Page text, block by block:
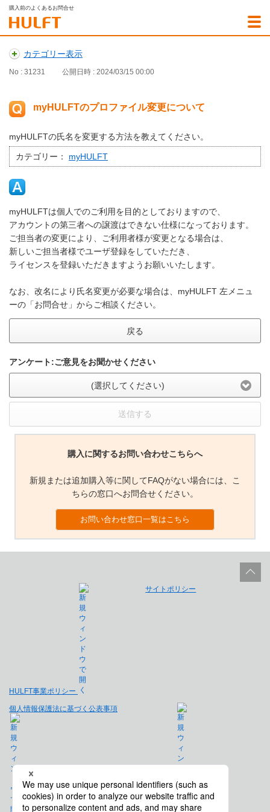
購入前のよくあるお問合せ
カテゴリー表示
No : 31231 公開日時 : 2024/03/15 00:00
myHULFTのプロファイル変更について
myHULFTの氏名を変更する方法を教えてください。
カテゴリー： myHULFT
myHULFTは個人でのご利用を目的としておりますので、
アカウントの第三者への譲渡はできない仕様になっております。
ご担当者の変更により、ご利用者様が変更となる場合は、
新しいご担当者様でユーザ登録をしていただき、
ライセンスを登録いただきますようお願いいたします。
なお、改名により氏名変更が必要な場合は、myHULFT 左メニュ
ーの「お問合せ」からご相談ください。
戻る
アンケート:ご意見をお聞かせください
(選択してください)
送信する
購入に関するお問い合わせこちらへ
新規または追加購入等に関してFAQがない場合には、こ
ちらの窓口へお問合せください。
お問い合わせ窓口一覧はこちら
HULFT事業ポリシー
サイトポリシー
個人情報保護法に基づく公表事項